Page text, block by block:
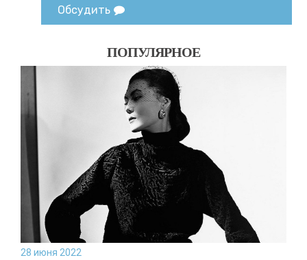
Обсудить
ПОПУЛЯРНОЕ
28 июня 2022